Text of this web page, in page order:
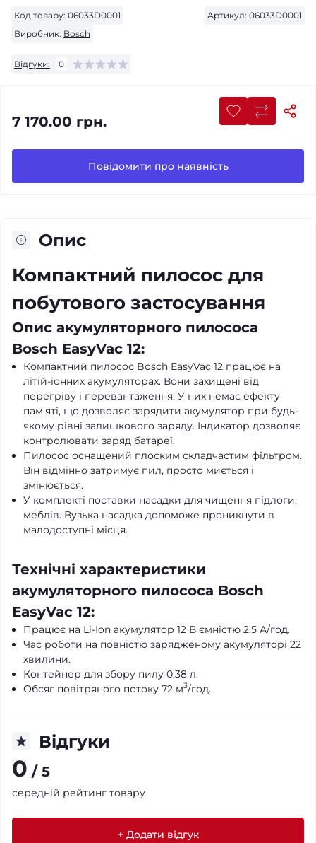
Код товару: 06033D0001 Артикул: 06033D0001
Виробник: Bosch
Відгуки: 0
7 170.00 грн.
Повідомити про наявність
Опис
Компактний пилосос для
побутового застосування
Опис акумуляторного пилососа
Bosch EasyVac 12:
Компактний пилосос Bosch EasyVac 12 працює на
літій-іонних акумуляторах. Вони захищені від
перегріву і перевантаження. У них немає ефекту
пам'яті, що дозволяє зарядити акумулятор при будь-
якому рівні залишкового заряду. Індикатор дозволяє
контролювати заряд батареї.
Пилосос оснащений плоским складчастим фільтром.
Він відмінно затримує пил, просто миється і
змінюється.
У комплекті поставки насадки для чищення підлоги,
меблів. Вузька насадка допоможе проникнути в
малодоступні місця.
Технічні характеристики
акумуляторного пилососа Bosch
EasyVac 12:
Працює на Li-Ion акумулятор 12 В ємністю 2,5 А/год.
Час роботи на повністю зарядженому акумуляторі 22
хвилини.
Контейнер для збору пилу 0,38 л.
Обсяг повітряного потоку 72 м3/год.
Відгуки
0 / 5
середній рейтинг товару
+ Додати відгук